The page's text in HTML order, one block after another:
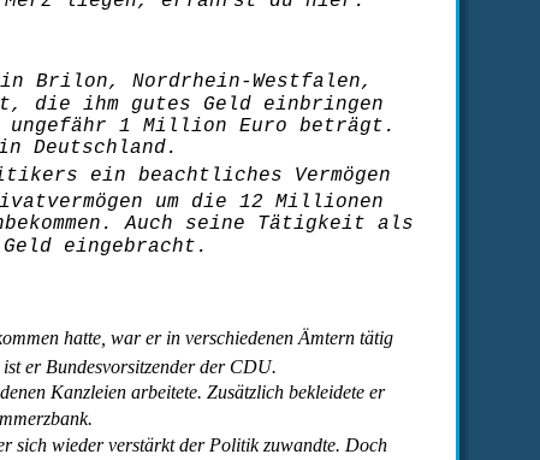
in Brilon, Nordrhein-Westfalen,
die ihm gutes Geld einbringen
ungefähr 1 Million Euro beträgt.
Deutschland.
ein beachtliches Vermögen
um die 12 Millionen
Auch seine Tätigkeit als
eingebracht.
hatte, war er in verschiedenen Ämtern tätig
er Bundesvorsitzender der CDU.
Kanzleien arbeitete. Zusätzlich bekleidete er
sich wieder verstärkt der Politik zuwandte. Doch